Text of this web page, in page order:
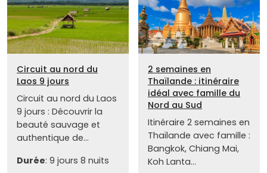
Circuit au nord du
Laos 9 jours
Circuit au nord du Laos
9 jours : Découvrir la
beauté sauvage et
authentique de...
Durée: 9 jours 8 nuits
2 semaines en
Thaïlande : itinéraire
idéal avec famille du
Nord au Sud
Itinéraire 2 semaines en
Thaïlande avec famille :
Bangkok, Chiang Mai,
Koh Lanta...